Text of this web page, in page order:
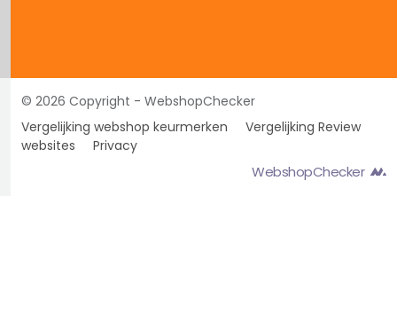
© 2026 Copyright - WebshopChecker
Vergelijking webshop keurmerken
Vergelijking Review
websites
Privacy
WebshopChecker